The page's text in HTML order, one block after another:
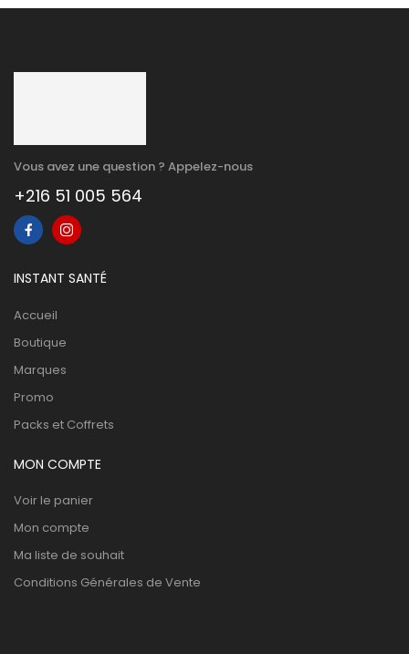
Vous avez une question ? Appelez-nous
+216 51 005 564
INSTANT SANTÉ
Accueil
Boutique
Marques
Promo
Packs et Coffrets
MON COMPTE
Voir le panier
Mon compte
Ma liste de souhait
Conditions Générales de Vente